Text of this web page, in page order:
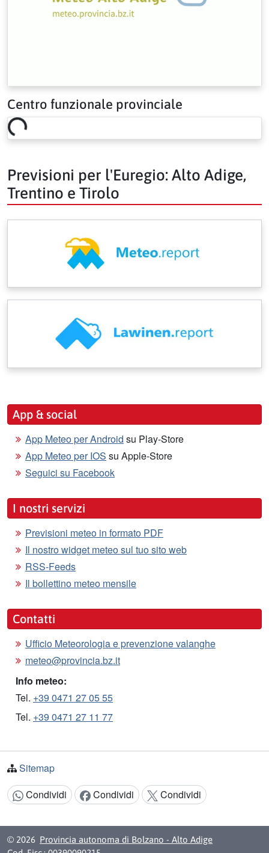
Centro funzionale provinciale
Loading risk overview…
Previsioni per l'Euregio: Alto Adige,
Trentino e Tirolo
App & social
App Meteo per Android su Play-Store
App Meteo per IOS su Apple-Store
Seguici su Facebook
I nostri servizi
Previsioni meteo in formato PDF
Il nostro widget meteo sul tuo sito web
RSS-Feeds
Il bollettino meteo mensile
Contatti
Ufficio Meteorologia e prevenzione valanghe
meteo@provincia.bz.it
Info meteo:
Tel. +39 0471 27 05 55
Tel. +39 0471 27 11 77
Sitemap
Condividi:
Condividi Condividi Condividi
© 2026 Provincia autonoma di Bolzano - Alto Adige